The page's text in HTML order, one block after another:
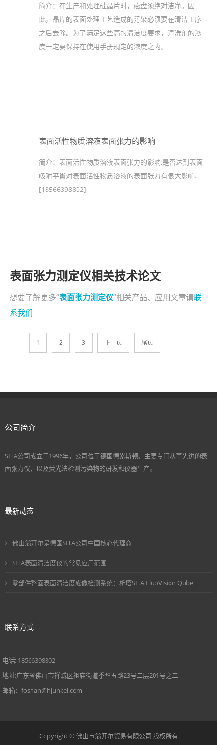
简介： 在生产和处理硅晶片时，磁盘须绝对洁净。因
此，晶片的表面处理工艺造成的污染必须要在清洁工序
之后去除。为了满足这些高的清洁度要求，清洗剂的浓
度一定要保持在使用手册规定的浓度之内。
表面活性物质溶液表面张力的影响
简介： 表面活性物质溶液表面张力的影响,是否达到表面
吸附平衡对表面活性物质溶液的表面张力有很大影响.
[18566398802]
表面张力测定仪相关技术论文
想要了解更多“表面张力测定仪”相关产品、应用文章请联
系我们
1 2 3 下一页 尾页
公司简介
SITA公司成立于1996年，公司位于德国德累斯顿。主要专门从事先进的表
面张力仪，以及荧光法检测污染物的研发和仪器生产。
最新动态
佛山翁开尔是德国SITA公司中国核心代理商
SITA表面清洁度仪的常见应用范围
零部件整面表面清洁度成像检测系统：析塔SITA FluoVision Qube
联系方式
电话: 18566398802
地址:广东省佛山市禅城区祖庙街道季华五路23号二层201号之二
邮箱：foshan@hjunkel.com
Copyright © 佛山市翁开尔贸易有限公司 版权所有